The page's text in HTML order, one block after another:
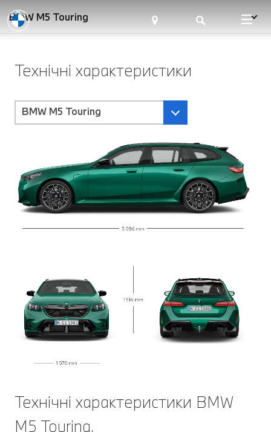
BMW M5 Touring
Технічні характеристики
BMW M5 Touring
Технічні характеристики BMW
M5 Touring.